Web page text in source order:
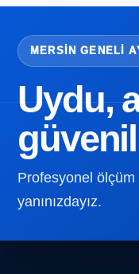
MERSIN GENELI
Uydu,
Profesyonel ölçüm
yanınızdayız.